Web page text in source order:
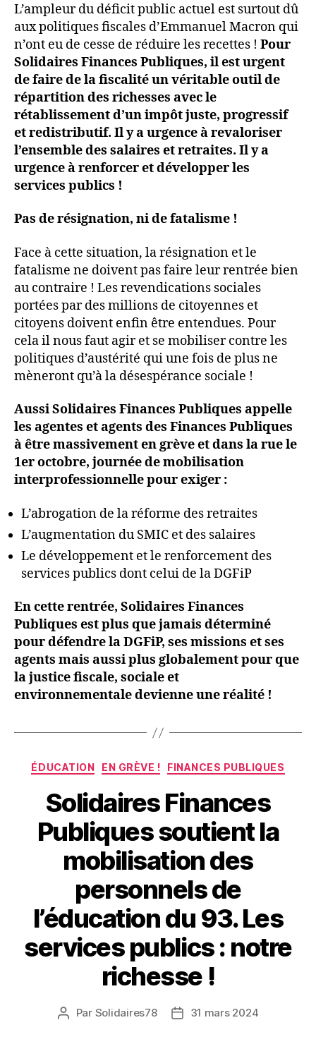
L’ampleur du déficit public actuel est surtout dû
aux politiques fiscales d’Emmanuel Macron qui
n’ont eu de cesse de réduire les recettes ! Pour
Solidaires Finances Publiques, il est urgent
de faire de la fiscalité un véritable outil de
répartition des richesses avec le
rétablissement d’un impôt juste, progressif
et redistributif. Il y a urgence à revaloriser
l’ensemble des salaires et retraites. Il y a
urgence à renforcer et développer les
services publics !
Pas de résignation, ni de fatalisme !
Face à cette situation, la résignation et le
fatalisme ne doivent pas faire leur rentrée bien
au contraire ! Les revendications sociales
portées par des millions de citoyennes et
citoyens doivent enfin être entendues. Pour
cela il nous faut agir et se mobiliser contre les
politiques d’austérité qui une fois de plus ne
mèneront qu’à la désespérance sociale !
Aussi Solidaires Finances Publiques appelle
les agentes et agents des Finances Publiques
à être massivement en grève et dans la rue le
1er octobre, journée de mobilisation
interprofessionnelle pour exiger :
L’abrogation de la réforme des retraites
L’augmentation du SMIC et des salaires
Le développement et le renforcement des
services publics dont celui de la DGFiP
En cette rentrée, Solidaires Finances
Publiques est plus que jamais déterminé
pour défendre la DGFiP, ses missions et ses
agents mais aussi plus globalement pour que
la justice fiscale, sociale et
environnementale devienne une réalité !
Catégories
ÉDUCATION EN GRÈVE ! FINANCES PUBLIQUES
Solidaires Finances
Publiques soutient la
mobilisation des
personnels de
l’éducation du 93. Les
services publics : notre
richesse !
Auteur
Par Solidaires78
Date31 mars 2024